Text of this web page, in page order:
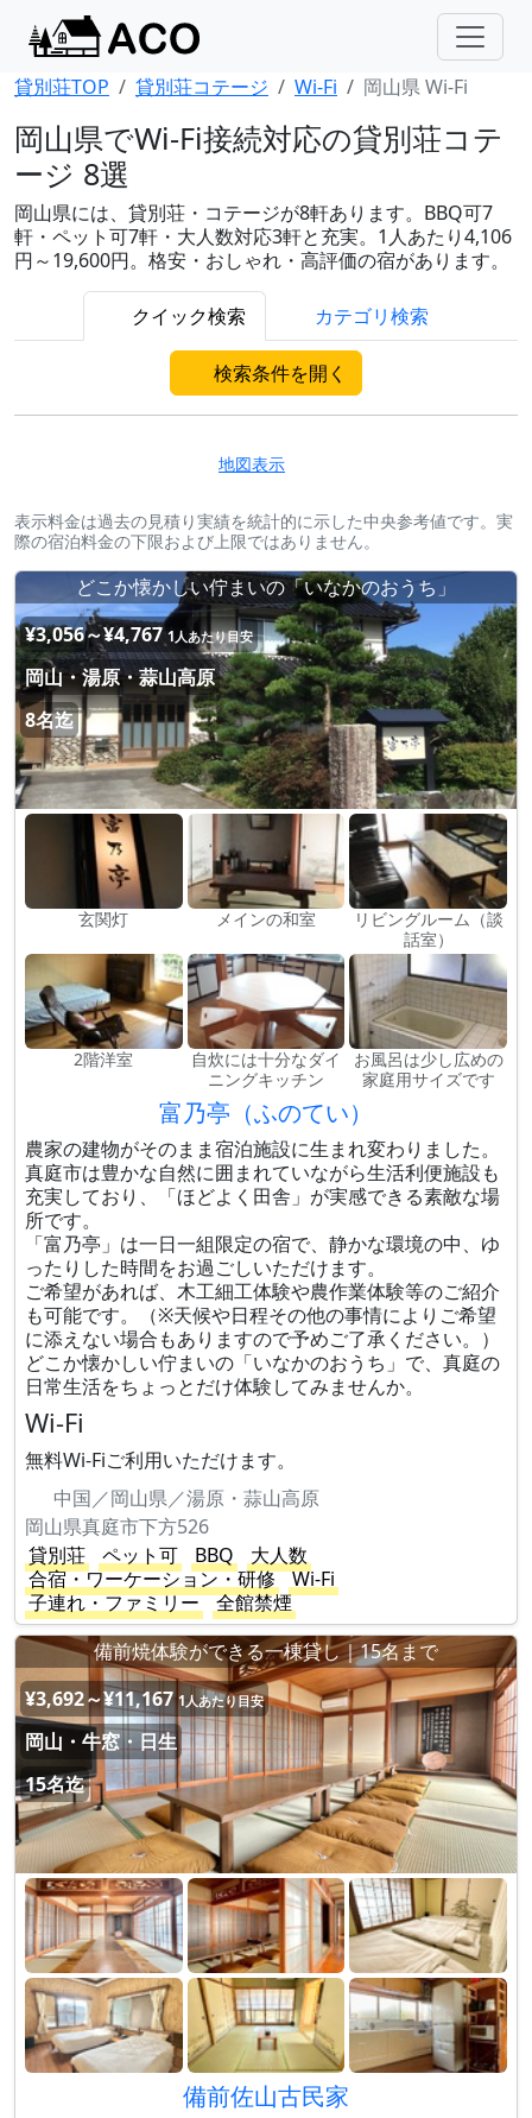
貸別荘TOP 貸別荘コテージ Wi-Fi 岡山県 Wi-Fi
岡山県でWi-Fi接続対応の貸別荘コテ
ージ 8選
岡山県には、貸別荘・コテージが8軒あります。BBQ可7
軒・ペット可7軒・大人数対応3軒と充実。1人あたり4,106
円～19,600円。格安・おしゃれ・高評価の宿があります。
クイック検索 カテゴリ検索
検索条件を開く
地図表示
表示料金は過去の見積り実績を統計的に示した中央参考値です。実
際の宿泊料金の下限および上限ではありません。
どこか懐かしい佇まいの「いなかのおうち」
¥3,056～¥4,767 1人あたり目安
岡山・湯原・蒜山高原
8名迄
玄関灯 メインの和室
リビングルーム（談
話室）
2階洋室
自炊には十分なダイ
ニングキッチン
お風呂は少し広めの
家庭用サイズです
富乃亭（ふのてい）
農家の建物がそのまま宿泊施設に生まれ変わりました。
真庭市は豊かな自然に囲まれていながら生活利便施設も
充実しており、「ほどよく田舎」が実感できる素敵な場
所です。
「富乃亭」は一日一組限定の宿で、静かな環境の中、ゆ
ったりした時間をお過ごしいただけます。
ご希望があれば、木工細工体験や農作業体験等のご紹介
も可能です。（※天候や日程その他の事情によりご希望
に添えない場合もありますので予めご了承ください。）
どこか懐かしい佇まいの「いなかのおうち」で、真庭の
日常生活をちょっとだけ体験してみませんか。
Wi-Fi
無料Wi-Fiご利用いただけます。
中国／岡山県／湯原・蒜山高原
岡山県真庭市下方526
貸別荘
ペット可 BBQ
大人数
合宿・ワーケーション・研修
Wi-Fi
子連れ・ファミリー
全館禁煙
備前焼体験ができる一棟貸し｜15名まで
¥3,692～¥11,167 1人あたり目安
岡山・牛窓・日生
15名迄
備前佐山古民家